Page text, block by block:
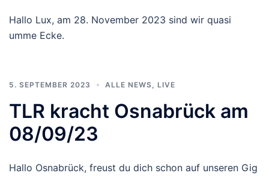
Hallo Lux, am 28. November 2023 sind wir quasi
umme Ecke.
5. SEPTEMBER 2023 ALLE NEWS LIVE
TLR kracht Osnabrück am
08/09/23
Hallo Osnabrück, freust du dich schon auf unseren Gig